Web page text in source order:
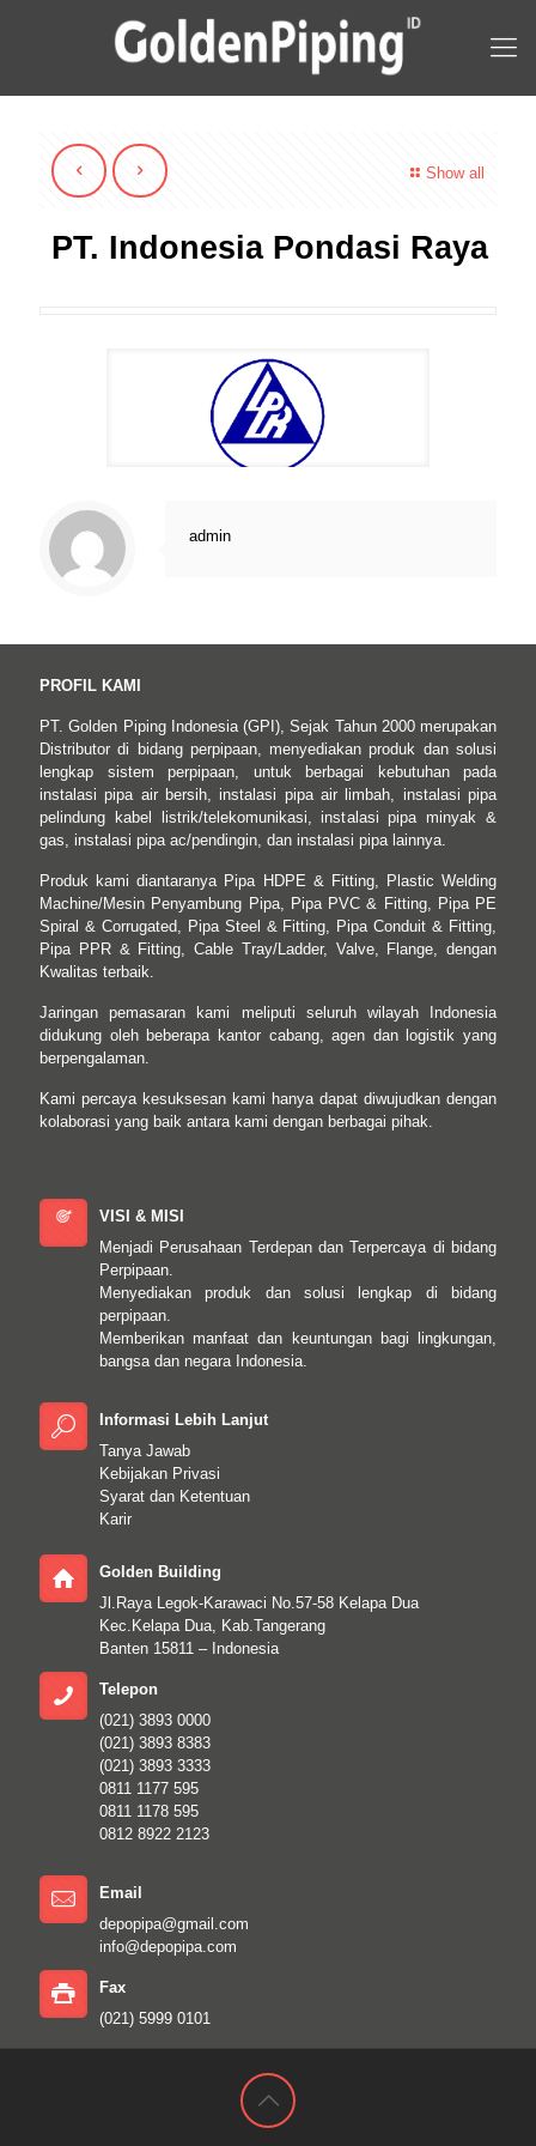
Show all
PT. Indonesia Pondasi Raya
admin
PROFIL KAMI
PT. Golden Piping Indonesia (GPI), Sejak Tahun 2000 merupakan
Distributor di bidang perpipaan, menyediakan produk dan solusi
lengkap sistem perpipaan, untuk berbagai kebutuhan pada
instalasi pipa air bersih, instalasi pipa air limbah, instalasi pipa
pelindung kabel listrik/telekomunikasi, instalasi pipa minyak &
gas, instalasi pipa ac/pendingin, dan instalasi pipa lainnya.
Produk kami diantaranya Pipa HDPE & Fitting, Plastic Welding
Machine/Mesin Penyambung Pipa, Pipa PVC & Fitting, Pipa PE
Spiral & Corrugated, Pipa Steel & Fitting, Pipa Conduit & Fitting,
Pipa PPR & Fitting, Cable Tray/Ladder, Valve, Flange, dengan
Kwalitas terbaik.
Jaringan pemasaran kami meliputi seluruh wilayah Indonesia
didukung oleh beberapa kantor cabang, agen dan logistik yang
berpengalaman.
Kami percaya kesuksesan kami hanya dapat diwujudkan dengan
kolaborasi yang baik antara kami dengan berbagai pihak.
VISI & MISI
Menjadi Perusahaan Terdepan dan Terpercaya di bidang
Perpipaan.
Menyediakan produk dan solusi lengkap di bidang
perpipaan.
Memberikan manfaat dan keuntungan bagi lingkungan,
bangsa dan negara Indonesia.
Informasi Lebih Lanjut
Tanya Jawab
Kebijakan Privasi
Syarat dan Ketentuan
Karir
Golden Building
Jl.Raya Legok-Karawaci No.57-58 Kelapa Dua
Kec.Kelapa Dua, Kab.Tangerang
Banten 15811 – Indonesia
Telepon
(021) 3893 0000
(021) 3893 8383
(021) 3893 3333
0811 1177 595
0811 1178 595
0812 8922 2123
Email
depopipa@gmail.com
info@depopipa.com
Fax
(021) 5999 0101